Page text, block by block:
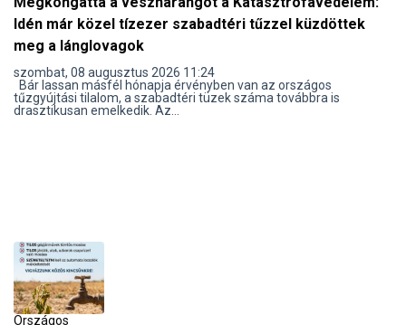
Idén már közel tízezer szabadtéri tűzzel küzdöttek
meg a lánglovagok
szombat, 08 augusztus 2026 11:24
Bár lassan másfél hónapja érvényben van az országos
tűzgyújtási tilalom, a szabadtéri tüzek száma továbbra is
drasztikusan emelkedik. Az...
Országos